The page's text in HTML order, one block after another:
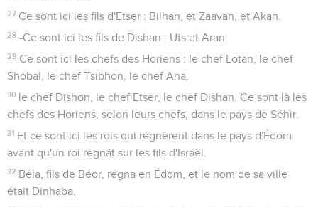
27 Ce sont ici les fils d'Etser : Bilhan, et Zaavan, et Akan.
28 -Ce sont ici les fils de Dishan : Uts et Aran.
29 Ce sont ici les chefs des Horiens : le chef Lotan, le chef
Shobal, le chef Tsibhon, le chef Ana,
30 le chef Dishon, le chef Etser, le chef Dishan. Ce sont là les
chefs des Horiens, selon leurs chefs, dans le pays de Séhir.
31 Et ce sont ici les rois qui régnèrent dans le pays d'Édom
avant qu'un roi régnât sur les fils d'Israël.
32 Béla, fils de Béor, régna en Édom, et le nom de sa ville
était Dinhaba.